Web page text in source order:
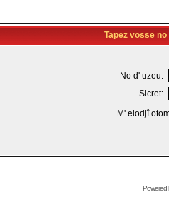
Tapez vosse
No d' uzeu:
Sicret:
M' elodjî
Powered